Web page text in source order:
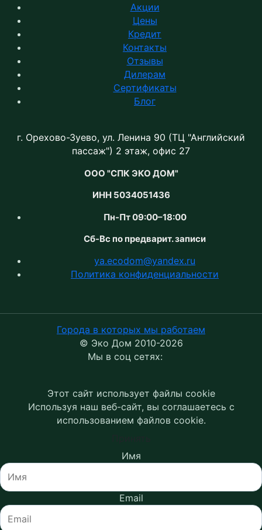
Акции
Цены
Кредит
Контакты
Отзывы
Дилерам
Сертификаты
Блог
г. Орехово-Зуево, ул. Ленина 90 (ТЦ "Английский
пассаж") 2 этаж, офис 27
ООО "СПК ЭКО ДОМ"
ИНН 5034051436
Пн-Пт 09:00–18:00
Сб-Вс по предварит. записи
ya.ecodom@yandex.ru
Политика конфиденциальности
Города в которых мы работаем
© Эко Дом 2010-2026
Мы в соц сетях:
Этот сайт использует файлы cookie
Используя наш веб-сайт, вы соглашаетесь с
использованием файлов cookie.
Имя
Email